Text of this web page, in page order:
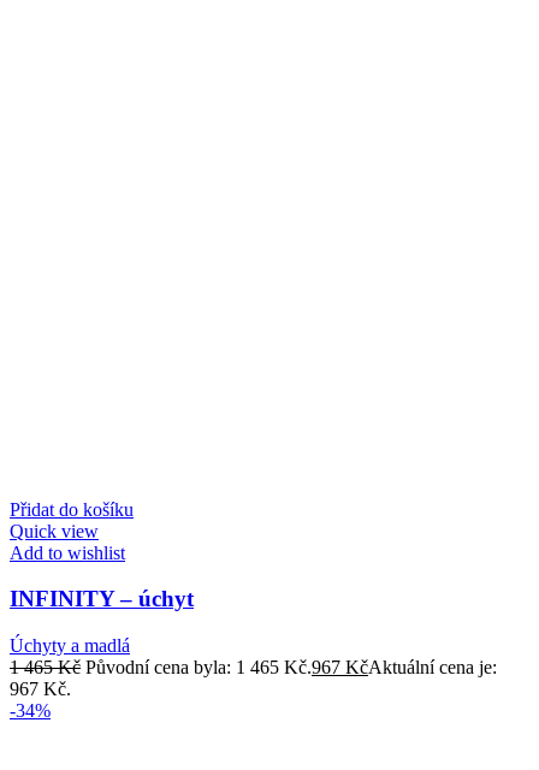
Přidat do košíku
Quick view
Add to wishlist
INFINITY – úchyt
Úchyty a madlá
1 465Kč Původní cena byla: 1 465 Kč.967 KčAktuální cena je:
967 Kč.
-34%